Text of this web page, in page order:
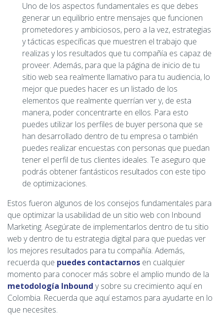
Uno de los aspectos fundamentales es que debes
generar un equilibrio entre mensajes que funcionen
prometedores y ambiciosos, pero a la vez, estrategias
y tácticas específicas que muestren el trabajo que
realizas y los resultados que tu compañía es capaz de
proveer. Además, para que la página de inicio de tu
sitio web sea realmente llamativo para tu audiencia, lo
mejor que puedes hacer es un listado de los
elementos que realmente querrían ver y, de esta
manera, poder concentrarte en ellos. Para esto
puedes utilizar los perfiles de buyer persona que se
han desarrollado dentro de tu empresa o también
puedes realizar encuestas con personas que puedan
tener el perfil de tus clientes ideales. Te aseguro que
podrás obtener fantásticos resultados con este tipo
de optimizaciones.
Estos fueron algunos de los consejos fundamentales para
que optimizar la usabilidad de un sitio web con Inbound
Marketing. Asegúrate de implementarlos dentro de tu sitio
web y dentro de tu estrategia digital para que puedas ver
los mejores resultados para tu compañía. Además,
recuerda que puedes contactarnos en cualquier
momento para conocer más sobre el amplio mundo de la
metodología Inbound y sobre su crecimiento aquí en
Colombia. Recuerda que aquí estamos para ayudarte en lo
que necesites.